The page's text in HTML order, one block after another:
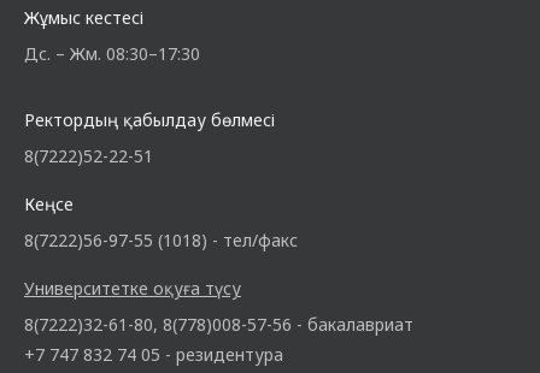
Жұмыс кестесі
Дс. – Жм. 08:30–17:30
Ректордың қабылдау бөлмесі
8(7222)52-22-51
Кеңсе
8(7222)56-97-55 (1018) - тел/факс
Университетке оқуға түсу
8(7222)32-61-80, 8(778)008-57-56 - бакалавриат
+7 747 832 74 05 - резидентура